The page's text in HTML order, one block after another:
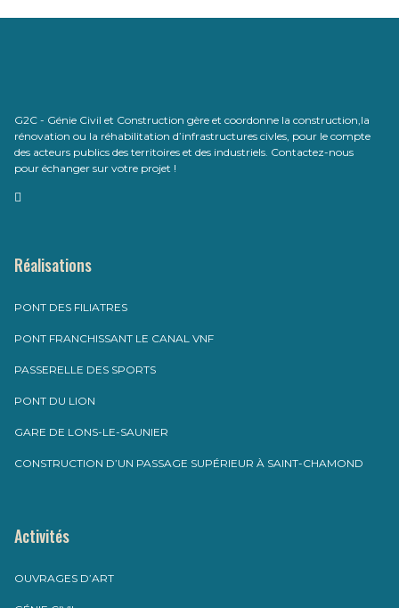
G2C - Génie Civil et Construction gère et coordonne la construction,la
rénovation ou la réhabilitation d’infrastructures civles, pour le compte
des acteurs publics des territoires et des industriels. Contactez-nous
pour échanger sur votre projet !
Réalisations
PONT DES FILIATRES
PONT FRANCHISSANT LE CANAL VNF
PASSERELLE DES SPORTS
PONT DU LION
GARE DE LONS-LE-SAUNIER
CONSTRUCTION D’UN PASSAGE SUPÉRIEUR À SAINT-CHAMOND
Activités
OUVRAGES D’ART